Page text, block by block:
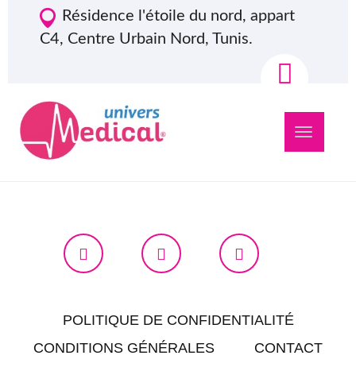
Résidence l'étoile du nord, appart
C4, Centre Urbain Nord, Tunis.
Navigation
POLITIQUE DE CONFIDENTIALITÉ
CONDITIONS GÉNÉRALES
CONTACT